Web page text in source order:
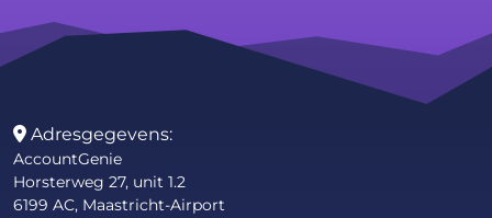
Adresgegevens:
AccountGenie
Horsterweg 27, unit 1.2
6199 AC, Maastricht-Airport